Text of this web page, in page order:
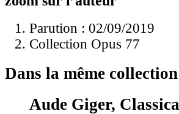
Parution : 02/09/2019
Collection Opus 77
Dans la même collection
Aude Giger, Classica